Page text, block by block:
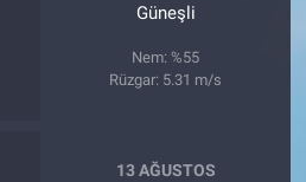
Güneşli
Nem: %55
Rüzgar: 5.31 m/s
13 AĞUSTOS